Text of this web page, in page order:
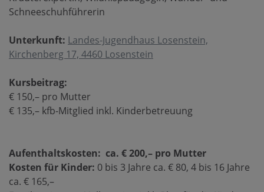
Schneeschuhführerin
Unterkunft: Landes-Jugendhaus Losenstein,
Kirchenberg 17, 4460 Losenstein
Kursbeitrag:
€ 150,– pro Mutter
€ 135,– kfb-Mitglied inkl. Kinderbetreuung
Aufenthaltskosten: ca. € 200,– pro Mutter
Kosten für Kinder: 0 bis 3 Jahre ca. € 80, 4 bis 16 Jahre
ca. € 165,–